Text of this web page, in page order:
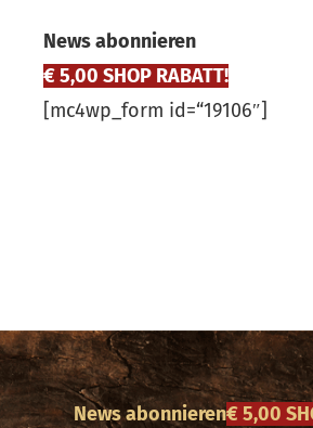
News abonnieren
€ 5,00 SHOP RABATT!
[mc4wp_form id=“19106″]
News abonnieren€ 5,00